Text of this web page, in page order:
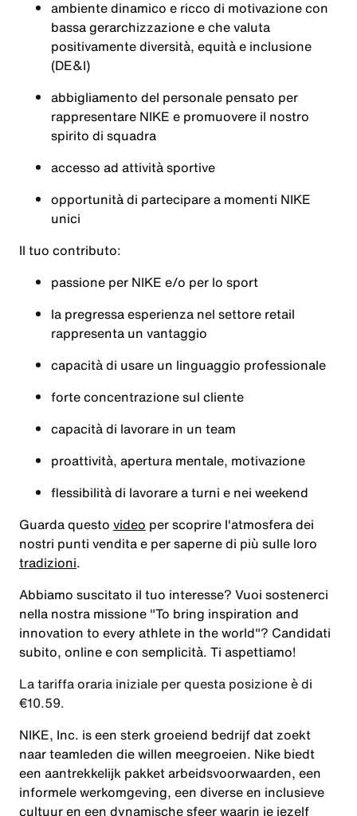
ambiente dinamico e ricco di motivazione con
bassa gerarchizzazione e che valuta
positivamente diversità, equità e inclusione
(DE&I)
abbigliamento del personale pensato per
rappresentare NIKE e promuovere il nostro
spirito di squadra
accesso ad attività sportive
opportunità di partecipare a momenti NIKE
unici
Il tuo contributo:
passione per NIKE e/o per lo sport
la pregressa esperienza nel settore retail
rappresenta un vantaggio
capacità di usare un linguaggio professionale
forte concentrazione sul cliente
capacità di lavorare in un team
proattività, apertura mentale, motivazione
flessibilità di lavorare a turni e nei weekend
Guarda questo video per scoprire l'atmosfera dei
nostri punti vendita e per saperne di più sulle loro
tradizioni.
Abbiamo suscitato il tuo interesse? Vuoi sostenerci
nella nostra missione "To bring inspiration and
innovation to every athlete in the world"? Candidati
subito, online e con semplicità. Ti aspettiamo!
La tariffa oraria iniziale per questa posizione è di
€10.59.
NIKE, Inc. is een sterk groeiend bedrijf dat zoekt
naar teamleden die willen meegroeien. Nike biedt
een aantrekkelijk pakket arbeidsvoorwaarden, een
informele werkomgeving, een diverse en inclusieve
cultuur en een dynamische sfeer waarin je jezelf